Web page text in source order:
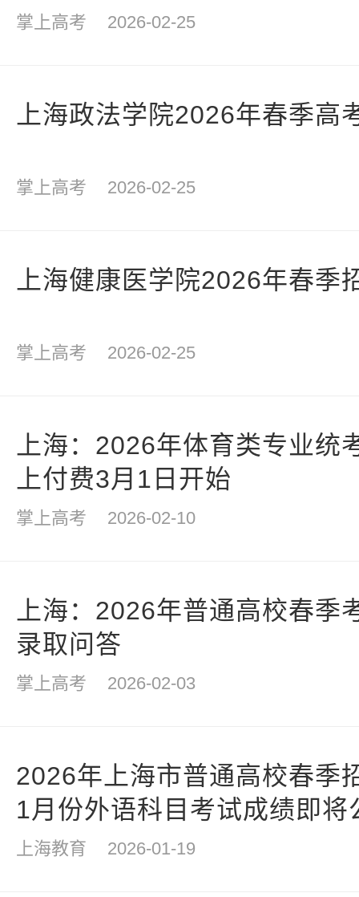
掌上高考 2026-02-25
上海政法学院2026年春季高
掌上高考 2026-02-25
上海健康医学院2026年春季
掌上高考 2026-02-25
上海：2026年体育类专业统
上付费3月1日开始
掌上高考 2026-02-10
上海：2026年普通高校春季
录取问答
掌上高考 2026-02-03
2026年上海市普通高校春季
1月份外语科目考试成绩即将
上海教育 2026-01-19